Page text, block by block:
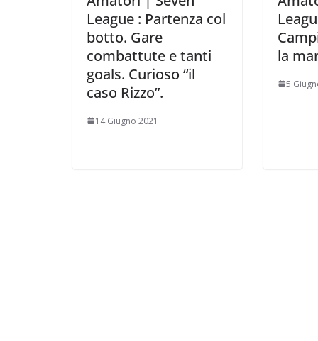
League : Partenza col
botto. Gare
combattute e tanti
goals. Curioso “il
caso Rizzo”.
14 Giugno 2021
la
5